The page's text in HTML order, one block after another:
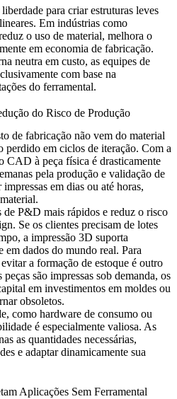
para criar estruturas leves
Em indústrias como
o uso de material, melhora o
em economia de fabricação.
neutra em custo, as equipes de
com base na
do ferramental.
do Risco de Produção
de fabricação não vem do material
perdido em ciclos de iteração. Com a
CAD à peça física é drasticamente
pela produção e validação de
em dias ou até horas,
de P&D mais rápidos e reduz o risco
Se os clientes precisam de lotes
a impressão 3D suporta
em dados do mundo real. Para
a formação de estoque é outro
são impressas sob demanda, os
em investimentos em moldes ou
obsoletos.
como hardware de consumo ou
é especialmente valiosa. As
as quantidades necessárias,
e adaptar dinamicamente sua
Aplicações Sem Ferramental